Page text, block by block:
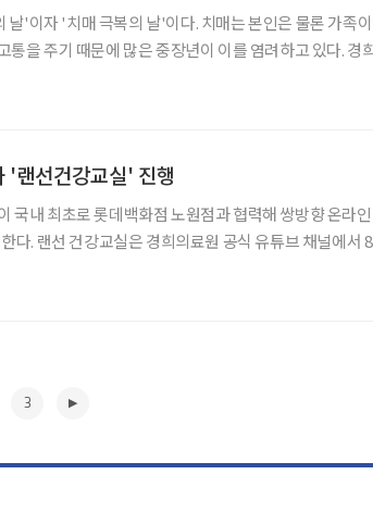
날'이자 '치매 극복의 날'이다. 치매는 본인은 물론 가족
통을 주기 때문에 많은 중장년이 이를 염려하고 있다. 경
'랜선건강교실' 진행
국내 최초로 롯데백화점 노원점과 협력해 쌍방향 온라인
다. 랜선 건강교실은 경희의료원 공식 유튜브 채널에서
3